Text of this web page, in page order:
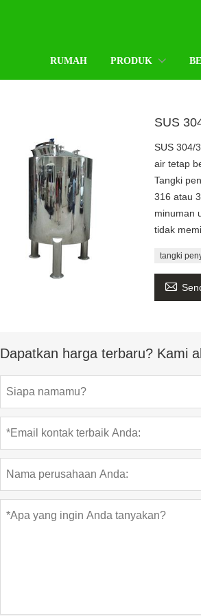
RUMAH PRODUK
SUS
SUS 304/
air tetap
Tangki
316 atau
minuman
tidak
tangki

Dapatkan harga terbaru? Kami